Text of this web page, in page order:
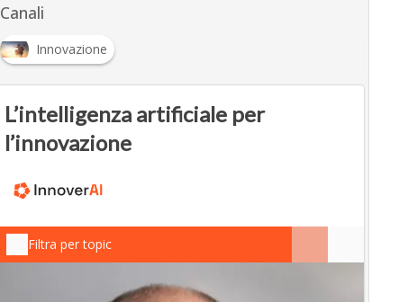
Canali
Innovazione
L’intelligenza artificiale per
l’innovazione
Filtra per topic